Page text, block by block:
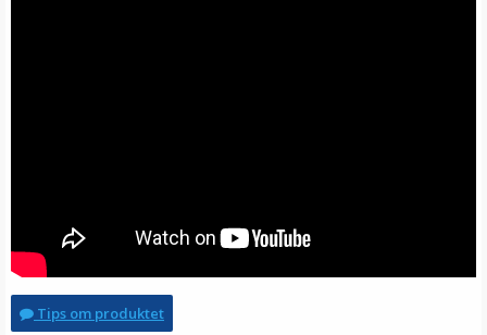
Tips om produktet